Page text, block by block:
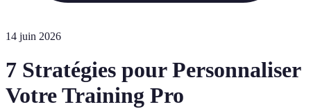
14 juin 2026
7 Stratégies pour Personnaliser
Votre Training Pro